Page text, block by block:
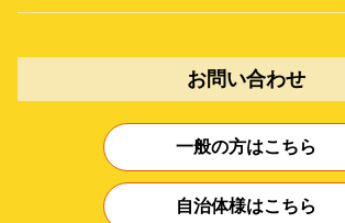
お問い合わせ
一般の方はこちら
自治体様はこちら